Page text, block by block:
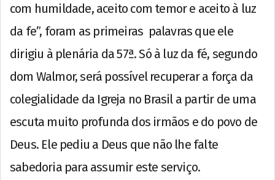
com humildade, aceito com temor e aceito à luz
da fe”, foram as primeiras palavras que ele
dirigiu à plenária da 57ª. Só à luz da fé, segundo
dom Walmor, será possível recuperar a força da
colegialidade da Igreja no Brasil a partir de uma
escuta muito profunda dos irmãos e do povo de
Deus. Ele pediu a Deus que não lhe falte
sabedoria para assumir este serviço.